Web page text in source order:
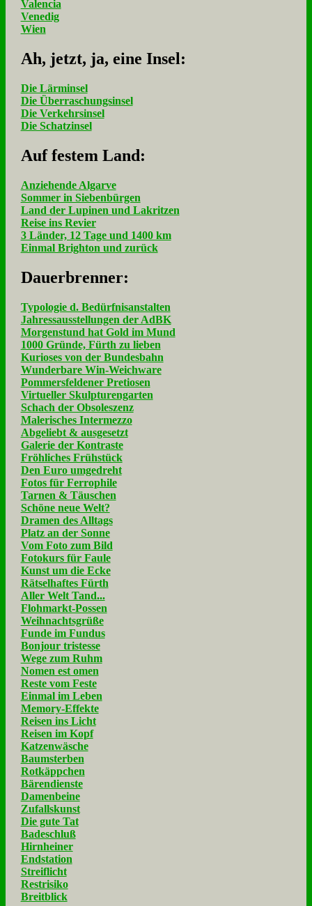
Valencia
Venedig
Wien
Ah, jetzt, ja, ei­ne In­sel:
Die Lärminsel
Die Überraschungsinsel
Die Verkehrsinsel
Die Schatzinsel
Auf fe­stem Land:
Anziehende Algarve
Sommer in Siebenbürgen
Land der Lupinen und Lakritzen
Reise ins Revier
3 Länder, 12 Tage und 1400 km
Einmal Brighton und zurück
Dau­er­bren­ner:
Typologie d. Bedürfnisanstalten
Jahressausstellungen der AdBK
Morgenstund hat Gold im Mund
1000 Gründe, Fürth zu lieben
Kurioses von der Bundesbahn
Wunderbare Win-Weichware
Pommersfeldener Pretiosen
Virtueller Skulpturengarten
Schach der Obsoleszenz
Malerisches Intermezzo
Abgeliebt & ausgesetzt
Galerie der Kontraste
Fröhliches Frühstück
Den Euro umgedreht
Fotos für Ferrophile
Tarnen & Täuschen
Schöne neue Welt?
Dramen des Alltags
Platz an der Sonne
Vom Foto zum Bild
Fotokurs für Faule
Kunst um die Ecke
Rätselhaftes Fürth
Aller Welt Tand...
Flohmarkt-Possen
Weihnachtsgrüße
Funde im Fundus
Bonjour tristesse
Wege zum Ruhm
Nomen est omen
Reste vom Feste
Einmal im Leben
Memory-Effekte
Reisen ins Licht
Reisen im Kopf
Katzenwäsche
Baumsterben
Rotkäppchen
Bärendienste
Damenbeine
Zufallskunst
Die gute Tat
Badeschluß
Hirnheiner
Endstation
Streiflicht
Restrisiko
Breitblick